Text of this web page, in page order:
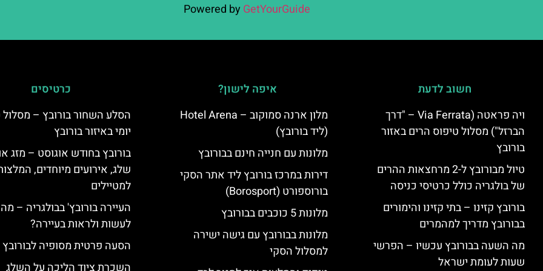
Powered by GetYourGuide
חשוב לדעת
ויה פראטה (Via Ferrata – "דרך
הברזל") מסלול טיפוס הרים באזור
בורובץ
טיול מבורובץ ל-2 מרחצאות ההרים
של בולגריה כולל כרטיסי כניסה
בורובץ קזינו – בתי קזינו והימורים
בבורובץ מדריך למהמרים
מה השעה בבורובץ עכשיו – הפרשי
שעות לעומת ישראל
איפה לישון?
מלון ארנה סמוקוב – Hotel Arena
(ליד בורובץ)
מלונות עם חנייה חינם בבורובץ
דירות במרכז בורובץ ליד אתר הסקי
בורוספורט (Borosport)
מלונות 5 כוכבים בבורובץ
מלונות בבורובץ עם גישה ישירה
למסלול הסקי
כרטיסים
הסלע השחור בורובץ – מסלול
יומי באיזור בורובץ
בורובץ בחודש אוגוסט – מזג
שלג, אירועים מיוחדים,
למטיילים
העיירה בורובץ' בבולגריה –
לעשות ולראות בעיירה?
הסעה פרטית מסופיה לבורובץ